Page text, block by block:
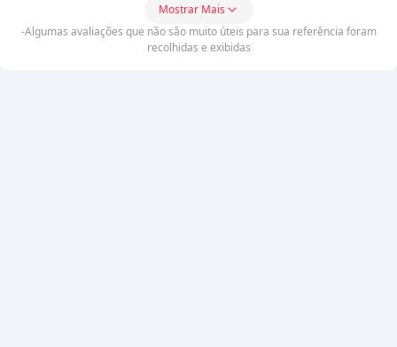
Mostrar Mais
-Algumas avaliações que não são muito úteis para sua referência foram
recolhidas e exibidas